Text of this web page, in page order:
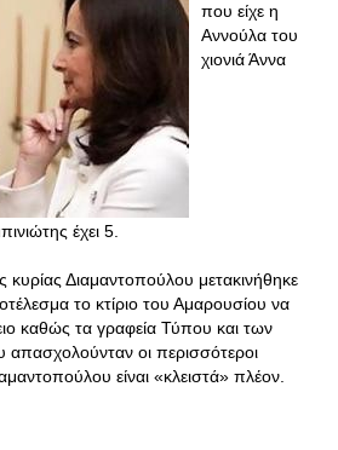
που είχε η
Αννούλα του
χιονιά Άννα
έχει 5.
Διαμαντοπούλου μετακινήθηκε
το κτίριο του Αμαρουσίου να
καθώς τα γραφεία Τύπου και των
οι περισσότεροι
είναι «κλειστά» πλέον.